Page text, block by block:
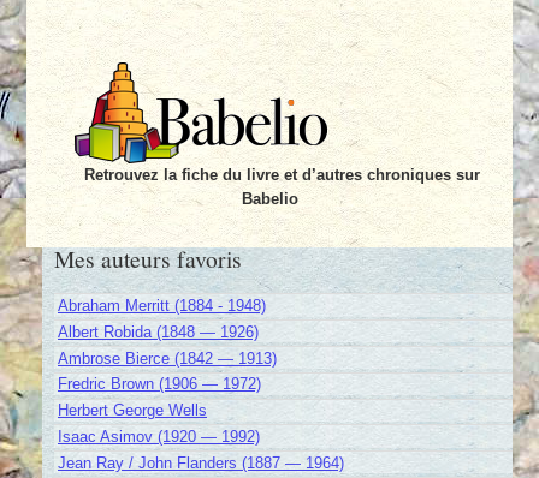
Retrouvez la fiche du livre et d’autres chroniques sur
Babelio
Mes auteurs favoris
Abraham Merritt (1884 - 1948)
Albert Robida (1848 — 1926)
Ambrose Bierce (1842 — 1913)
Fredric Brown (1906 — 1972)
Herbert George Wells
Isaac Asimov (1920 — 1992)
Jean Ray / John Flanders (1887 — 1964)